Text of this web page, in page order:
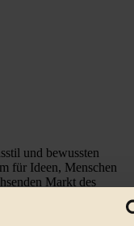
und bewussten
für Ideen, Menschen
Markt des
der Branche